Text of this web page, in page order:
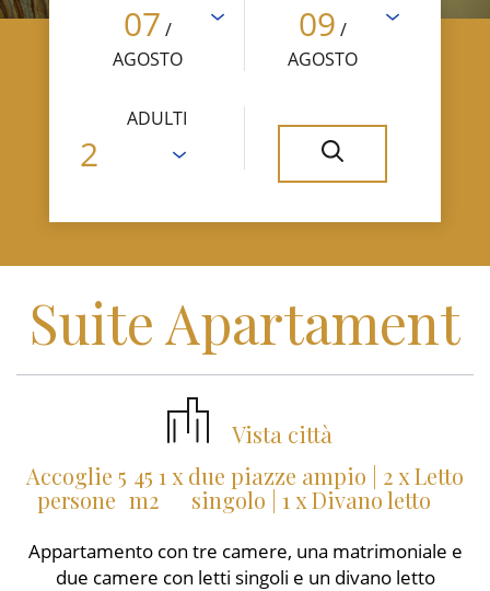
07 /
AGOSTO
09 /
AGOSTO
ADULTI
Suite Apartament
Vista città
Accoglie 5
persone
45
m2
1 x due piazze ampio
2 x Letto
singolo |1 x Divano letto
Appartamento con tre camere, una matrimoniale e
due camere con letti singoli e un divano letto